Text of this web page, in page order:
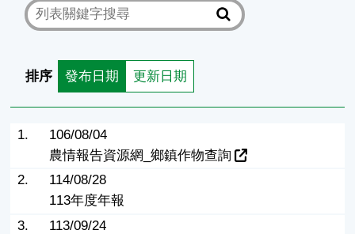
排序 發布日期 更新日期
1.
106/08/04
農情報告資源網_鄉鎮作物查詢
2.
114/08/28
113年度年報
3.
113/09/24